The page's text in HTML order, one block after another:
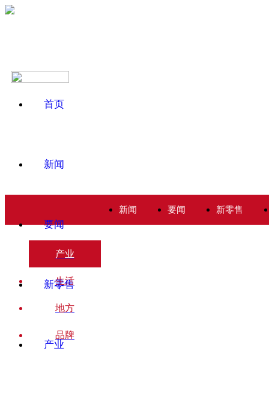
首页
新闻
要闻
新零售
产业
新闻 要闻 新零售
产业
生活
地方
品牌